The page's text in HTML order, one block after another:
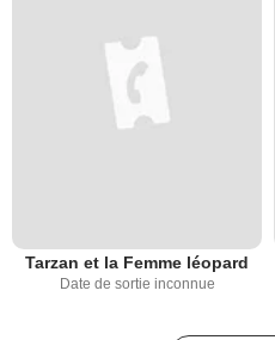
Tarzan et la Femme léopard
Date de sortie inconnue